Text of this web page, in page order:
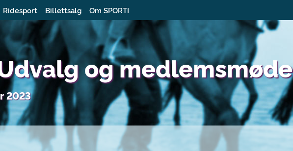
Ridesport Billettsalg Om SPORTI
og medlemsmøde
2023